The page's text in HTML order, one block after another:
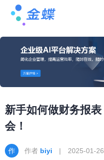
新手如何做财务报
会！
作者 biyi | 2025-01-26